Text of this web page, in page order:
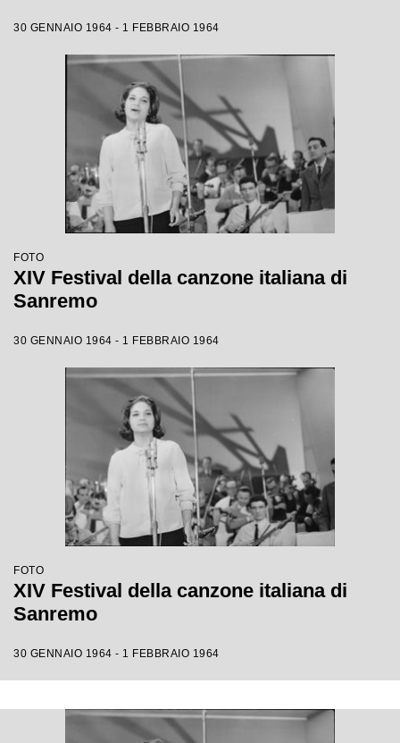
30 GENNAIO 1964 - 1 FEBBRAIO 1964
FOTO
XIV Festival della canzone italiana di
Sanremo
30 GENNAIO 1964 - 1 FEBBRAIO 1964
FOTO
XIV Festival della canzone italiana di
Sanremo
30 GENNAIO 1964 - 1 FEBBRAIO 1964